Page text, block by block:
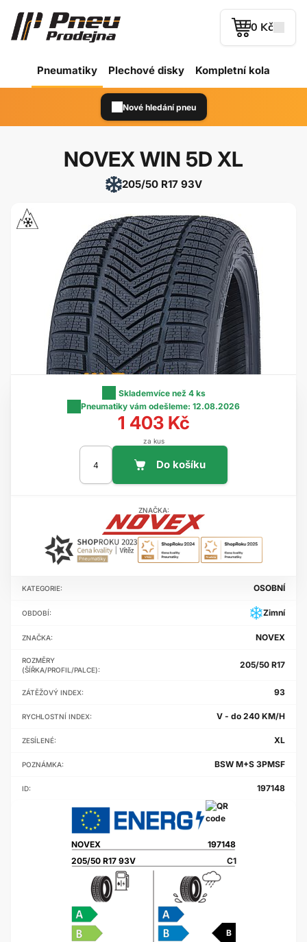
0 Kč
Pneumatiky Plechové disky Kompletní kola
Nové hledání pneu
NOVEX WIN 5D XL
205/50 R17 93V
KATEGORIE: OSOBNÍ
OBDOBÍ: Zimní
ZNAČKA: NOVEX
ROZMĚRY
(ŠÍŘKA/PROFIL/PALCE):
205/50 R17
ZÁTĚŽOVÝ INDEX: 93
RYCHLOSTNÍ INDEX: V - do 240 KM/H
ZESÍLENÉ: XL
POZNÁMKA: BSW M+S 3PMSF
ID: 197148
205/50 R17 93V
NOVEX 197148
B
C1
Sklademvíce než 4 ks
Pneumatiky vám odešleme: 12.08.2026
1 403 Kč
za kus
ZNAČKA: